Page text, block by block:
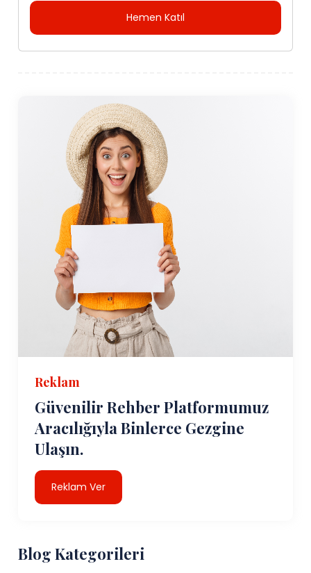
Hemen Katıl
Reklam
Güvenilir Rehber Platformumuz
Aracılığıyla Binlerce Gezgine
Ulaşın.
Reklam Ver
Blog Kategorileri